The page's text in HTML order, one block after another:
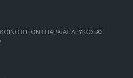
ΕΠΑΡΧΙΑΣ ΛΕΥΚΩΣΙΑΣ